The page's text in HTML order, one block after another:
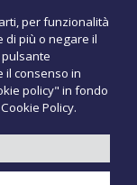
T
e
c
n
o
M
e
P
r
d
o
t
i
e
per funzionalità
di più o negare il
il consenso in
policy" in fondo
Policy.